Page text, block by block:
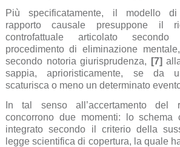
Più specificatamente, il modello di
rapporto causale presuppone il
controfattuale articolato
procedimento di eliminazione
secondo notoria giurisprudenza,
[7]
sappia, aprioristicamente, se da
scaturisca o meno un determinato
In tal senso all’accertamento del
concorrono due momenti: lo schema
integrato secondo il criterio della
legge scientifica di copertura, la quale